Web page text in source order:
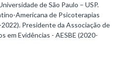
de São Paulo – USP.
Americana de Psicoterapias
Presidente da Associação de
em Evidências - AESBE (2020-